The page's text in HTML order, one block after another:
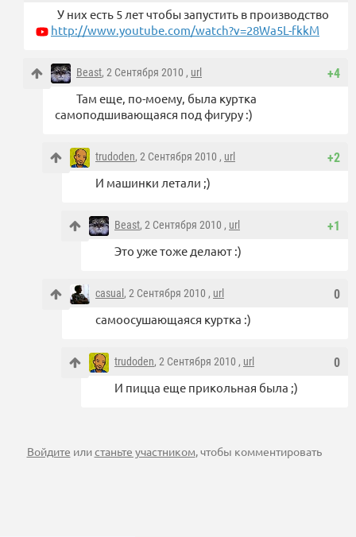
У них есть 5 лет чтобы запустить в производство
http://www.youtube.com/watch?v=28Wa5L-fkkM
+4
Beast, 2 Сентября 2010 , url
Там еще, по-моему, была куртка
самоподшивающаяся под фигуру :)
+2
trudoden, 2 Сентября 2010 , url
И машинки летали ;)
+1
Beast, 2 Сентября 2010 , url
Это уже тоже делают :)
0
casual , 2 Сентября 2010 , url
самоосушающаяся куртка :)
0
trudoden, 2 Сентября 2010 , url
И пицца еще прикольная была ;)
Войдите илистаньте участником, чтобы комментировать